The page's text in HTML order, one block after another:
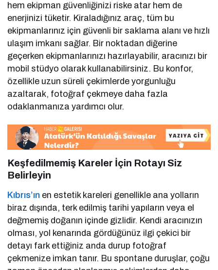
hem ekipman güvenliğinizi riske atar hem de
enerjinizi tüketir. Kiraladığınız araç, tüm bu
ekipmanlarınız için güvenli bir saklama alanı ve hızlı
ulaşım imkanı sağlar. Bir noktadan diğerine
geçerken ekipmanlarınızı hazırlayabilir, aracınızı bir
mobil stüdyo olarak kullanabilirsiniz. Bu konfor,
özellikle uzun süreli çekimlerde yorgunluğu
azaltarak, fotoğraf çekmeye daha fazla
odaklanmanıza yardımcı olur.
Keşfedilmemiş Kareler İçin Rotayı Siz
Belirleyin
Kıbrıs’ın en estetik kareleri genellikle ana yolların
biraz dışında, terk edilmiş tarihi yapıların veya el
değmemiş doğanın içinde gizlidir. Kendi aracınızın
olması, yol kenarında gördüğünüz ilgi çekici bir
detayı fark ettiğiniz anda durup fotoğraf
çekmenize imkan tanır. Bu spontane duruşlar, çoğu